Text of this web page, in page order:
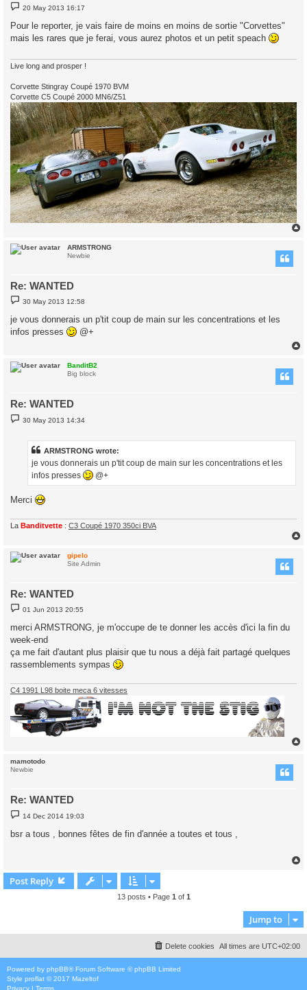
P
o
t
20 May 2013 16:17
Pour le reporter, je vais faire de moins en moins de sortie "Corvettes"
mais les rares que je ferai, vous aurez photos et un petit speach
Live long and prosper !
Corvette Stingray Coupé 1970 BVM
Corvette C5 Coupé 2000 MN6/Z51
ARMSTRONG
Newbie
Re: WANTED
P
o
t
30 May 2013 12:58
je vous donnerais un p'tit coup de main sur les concentrations et les
infos presses
@+
BanditB2
Big block
Re: WANTED
P
o
30 May 2013 14:34
ARMSTRONG wrote:
je vous donnerais un p'tit coup de main sur les concentrations et les
infos presses
@+
Merci
La Banditvette : C3 Coupé 1970 350ci BVA
gipelo
Site Admin
Re: WANTED
P
t
01 Jun 2013 20:55
merci ARMSTRONG, je m'occupe de te donner les accès d'ici la fin du
week-end
ça me fait d'autant plus plaisir que tu nous a déjà fait partagé quelques
rassemblements sympas
C4 1991 L98 boite meca 6 vitesses
mamotodo
Newbie
Re: WANTED
P
o
t
14 Dec 2014 19:03
bsr a tous , bonnes fêtes de fin d'année a toutes et tous ,
Post Reply
13 posts • Page 1 of 1
Jump to
All times are UTC+02:00
Delete cookies
Powered by phpBB® Forum Software © phpBB Limited
Style proflat © 2017 Mazeltof
Privacy | Terms